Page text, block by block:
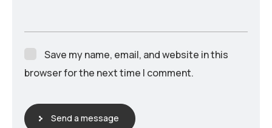
Save my name, email, and website in this
browser for the next time I comment.
Send a message